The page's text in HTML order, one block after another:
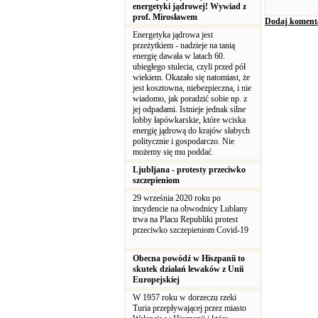
energetyki jądrowej! Wywiad z
prof. Mirosławem
Energetyka jądrowa jest
przeżytkiem - nadzieje na tanią
energię dawała w latach 60.
ubiegłego stulecia, czyli przed pół
wiekiem. Okazało się natomiast, że
jest kosztowna, niebezpieczna, i nie
wiadomo, jak poradzić sobie np. z
jej odpadami. Istnieje jednak silne
lobby łapówkarskie, które wciska
energię jądrową do krajów słabych
politycznie i gospodarczo. Nie
możemy się mu poddać.
Ljubljana - protesty przeciwko
szczepieniom
29 września 2020 roku po
incydencie na obwodnicy Lublany
trwa na Placu Republiki protest
przeciwko szczepieniom Covid-19
Obecna powódź w Hiszpanii to
skutek działań lewaków z Unii
Europejskiej
W 1957 roku w dorzeczu rzeki
Turia przepływającej przez miasto
Dodaj